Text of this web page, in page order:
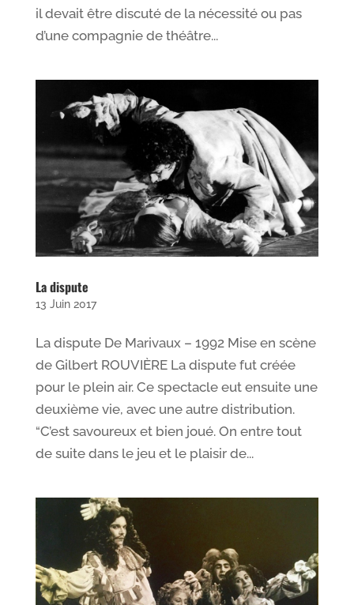
il devait être discuté de la nécessité ou pas
d’une compagnie de théâtre...
La dispute
13 Juin 2017
La dispute De Marivaux – 1992 Mise en scène
de Gilbert ROUVIÈRE La dispute fut créée
pour le plein air. Ce spectacle eut ensuite une
deuxième vie, avec une autre distribution.
“C’est savoureux et bien joué. On entre tout
de suite dans le jeu et le plaisir de...